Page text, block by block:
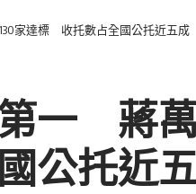
家達標 收托數占全國公托近五成
一 蔣
公托近